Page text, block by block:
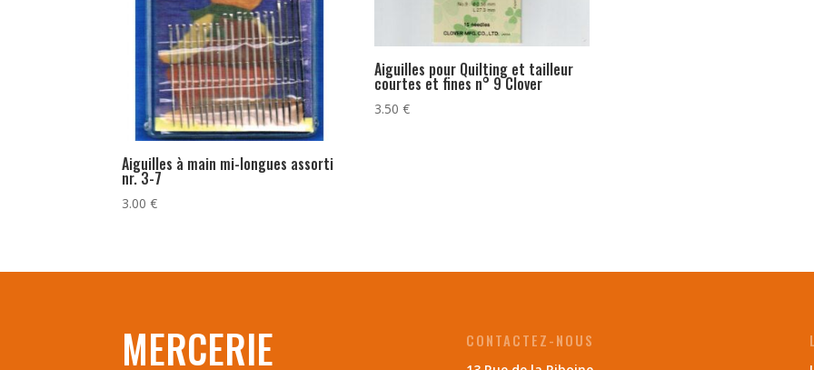
Aiguilles à main mi-longues assorti
nr. 3-7
3.00€
Aiguilles pour Quilting et tailleur
courtes et fines n° 9 Clover
3.50€
MERCERIE
CONTACTEZ-NOUS